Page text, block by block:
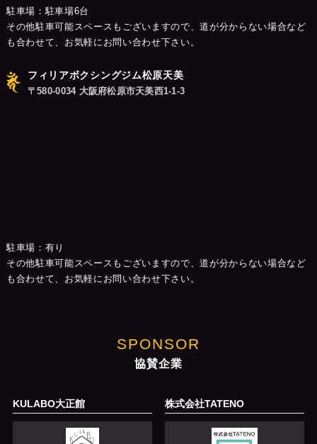
駐車場：駐車場6台
その他駐車可能スペースもございますので、道が分からない場合など
も合わせて、お気軽にお問い合わせ下さい。
フィリアボクシングジム松原天美
〒580-0034 大阪府松原市天美西1-1-3
駐車場：有り
その他駐車可能スペースもございますので、道が分からない場合など
も合わせて、お気軽にお問い合わせ下さい。
SPONSOR
協賛企業
KULABO大正館 株式会社TATENO